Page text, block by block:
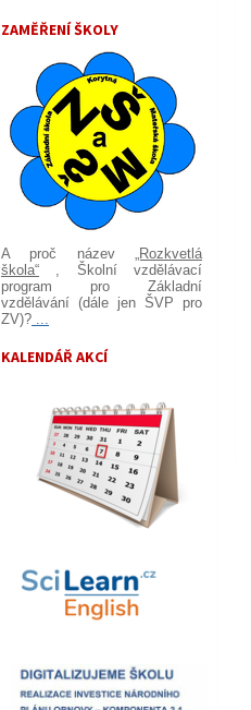
ZAMĚŘENÍ ŠKOLY
A proč název
„Rozkvetlá
škola“ , Školní vzdělávací
program pro Základní
vzdělávání (dále jen ŠVP pro
ZV)?
KALENDÁŘ AKCÍ